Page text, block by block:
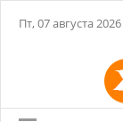
Пт, 07 августа 2026